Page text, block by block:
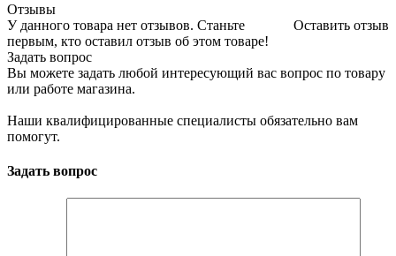
Отзывы
Оставить отзыв
У данного товара нет отзывов. Станьте
первым, кто оставил отзыв об этом товаре!
Задать вопрос
Вы можете задать любой интересующий вас вопрос по товару
или работе магазина.
Наши квалифицированные специалисты обязательно вам
помогут.
Задать вопрос